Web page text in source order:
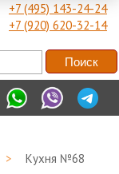
+7 (495) 143-24-24
+7 (920) 620-32-14
> Кухня №68